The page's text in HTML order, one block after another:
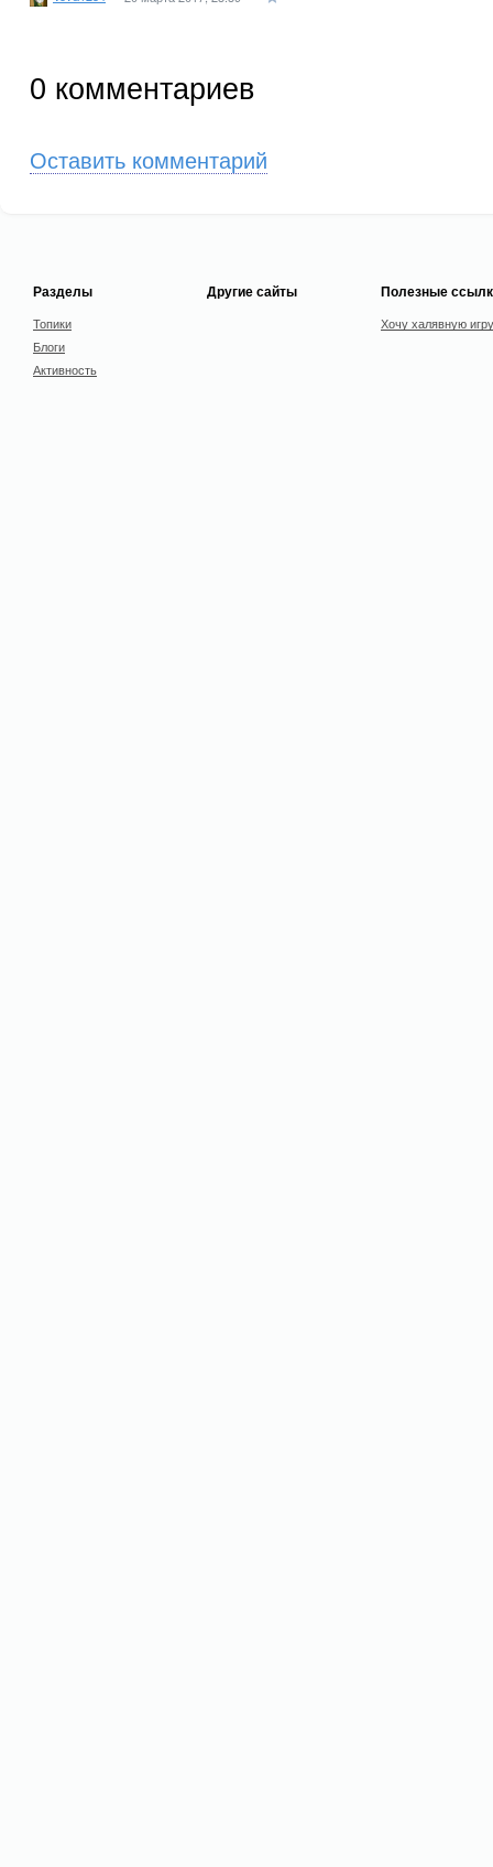
0 комментариев
Оставить комментарий
Разделы
Топики
Блоги
Активность
Другие сайты Полезные
Хочу халявную игру